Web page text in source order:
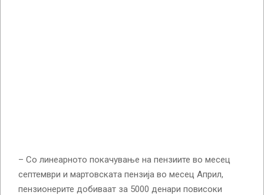
– Со линеарното покачување на пензиите во месец
септември и мартовската пензија во месец Април,
пензионерите добиваат за 5000 денари повисоки